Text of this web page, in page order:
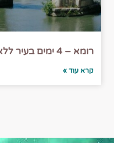
רומא – 4 ימים בעיר ללא הפסקה
קרא עוד »